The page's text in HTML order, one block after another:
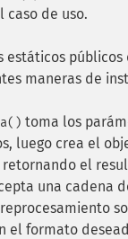
caso de uso.
estáticos públicos
maneras de
toma los
luego crea el
el
una cadena
el formato